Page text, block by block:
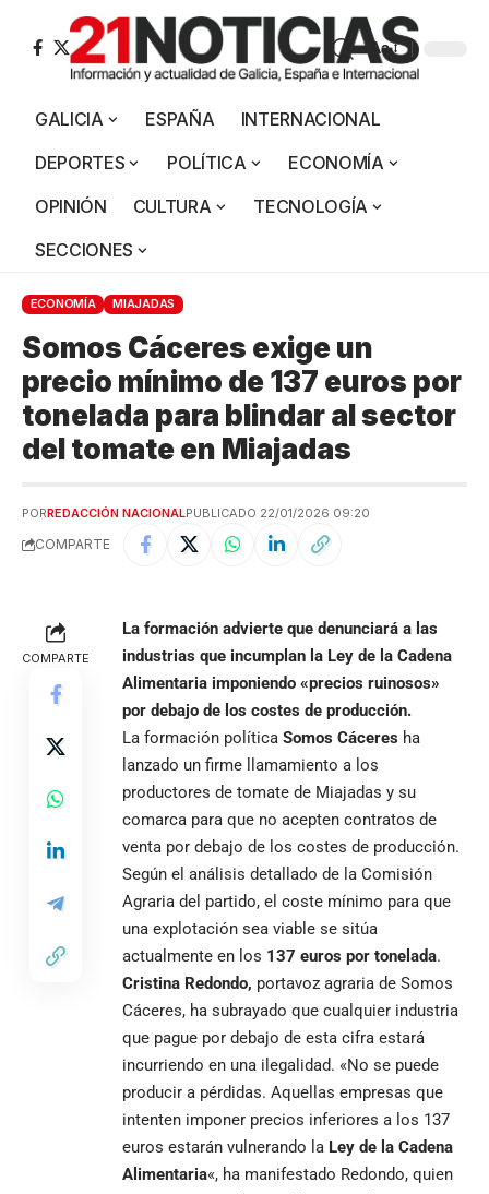
Aa
GALICIA ESPAÑA
INTERNACIONAL
DEPORTES
POLÍTICA
ECONOMÍA
OPINIÓN
CULTURA
TECNOLOGÍA
SECCIONES
ECONOMÍA MIAJADAS
Somos Cáceres exige un
precio mínimo de 137 euros por
tonelada para blindar al sector
del tomate en Miajadas
PORREDACCIÓN NACIONALPUBLICADO 22/01/2026 09:20
COMPARTE
COMPARTE
La formación advierte que denunciará a las
industrias que incumplan la Ley de la Cadena
Alimentaria imponiendo «precios ruinosos»
por debajo de los costes de producción.
La formación política Somos Cáceres ha
lanzado un firme llamamiento a los
productores de tomate de Miajadas y su
comarca para que no acepten contratos de
venta por debajo de los costes de producción.
Según el análisis detallado de la Comisión
Agraria del partido, el coste mínimo para que
una explotación sea viable se sitúa
actualmente en los 137 euros por tonelada.
Cristina Redondo, portavoz agraria de Somos
Cáceres, ha subrayado que cualquier industria
que pague por debajo de esta cifra estará
incurriendo en una ilegalidad. «No se puede
producir a pérdidas. Aquellas empresas que
intenten imponer precios inferiores a los 137
euros estarán vulnerando la Ley de la Cadena
Alimentaria«, ha manifestado Redondo, quien